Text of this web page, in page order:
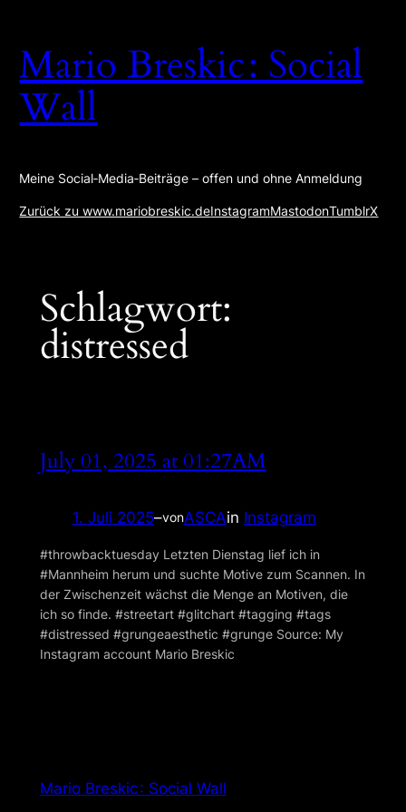
springen
Mario Breskic : Social
Wall
Meine Social‑Media‑Beiträge – offen und ohne Anmeldung
Zurück zu www.mariobreskic.deInstagramMastodonTumblrX
Schlagwort:
distressed
July 01, 2025 at 01:27AM
1. Juli 2025–vonASCAin Instagram
#throwbacktuesday Letzten Dienstag lief ich in
#Mannheim herum und suchte Motive zum Scannen. In
der Zwischenzeit wächst die Menge an Motiven, die
ich so finde. #streetart #glitchart #tagging #tags
#distressed #grungeaesthetic #grunge Source: My
Instagram account Mario Breskic
Mario Breskic : Social Wall